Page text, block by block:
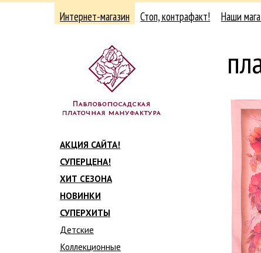
Интернет-магазин Стоп, контрафакт! Наши
АКЦИЯ САЙТА!
СУПЕРЦЕНА!
ХИТ СЕЗОНА
НОВИНКИ
СУПЕРХИТЫ
Детские
Коллекционные